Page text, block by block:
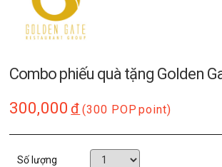
Combo phiếu quà tặng Golden
300,000 đ (300 POP point)
Số lượng